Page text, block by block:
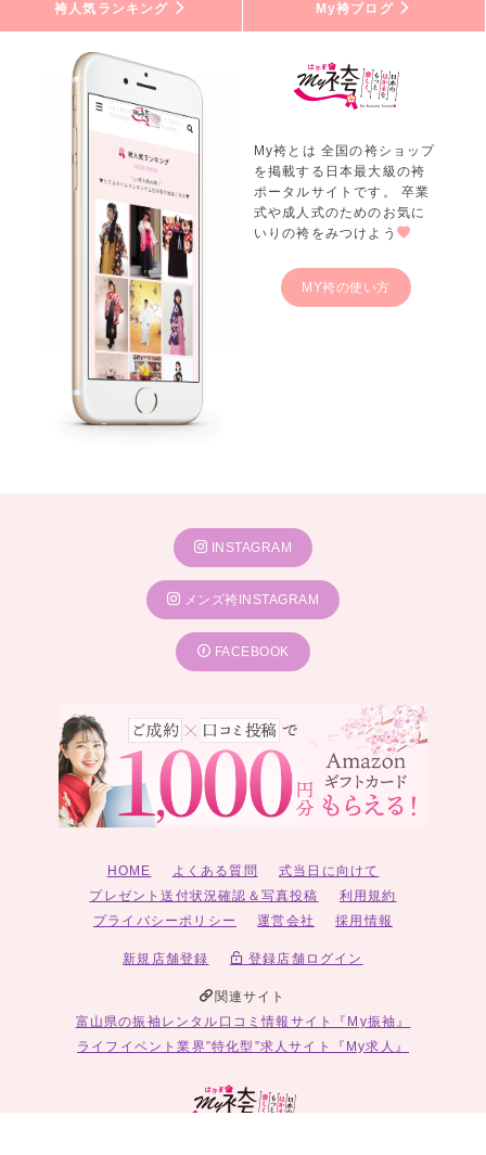
袴人気ランキング My袴ブログ
My袴とは 全国の袴ショップ
を掲載する日本最大級の袴
ポータルサイトです。 卒業
式や成人式のためのお気に
いりの袴をみつけよう
MY袴の使い方
INSTAGRAM
メンズ袴INSTAGRAM
FACEBOOK
HOME よくある質問
式当日に向けて
プレゼント送付状況確認＆写真投稿
利用規約
プライバシーポリシー
運営会社 採用情報
新規店舗登録 登録店舗ログイン
関連サイト
富山県の振袖レンタル口コミ情報サイト『My振袖』
ライフイベント業界”特化型”求人サイト『My求人』